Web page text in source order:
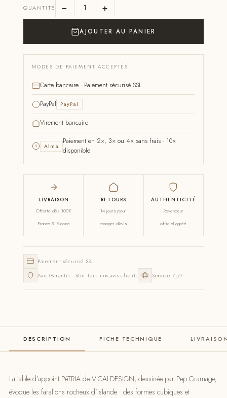
QUANTITÉ − +
AJOUTER AU PANIER
MODES DE PAIEMENT ACCEPTÉS
Carte bancaire · Paiement sécurisé SSL
PayPal PayPal
Virement bancaire
Alma
Paiement en 2×, 3× ou 4× sans frais · 10×
disponible
LIVRAISON
Offerte dès 100€
France & Europe
RETOURS
14 jours pour
changer d'avis
AUTHENTICITÉ
Revendeur
officiel agréé
Paiement sécurisé SSL
Avis Garantis · Voir tous nos avis clients
Service 7j/7
DESCRIPTION FICHE TECHNIQUE
La table d’appoint PéTRIA de VICALDESIGN, dessinée par Pep Gramage,
évoque les farallons rocheux d’Islande : des formes cubiques et